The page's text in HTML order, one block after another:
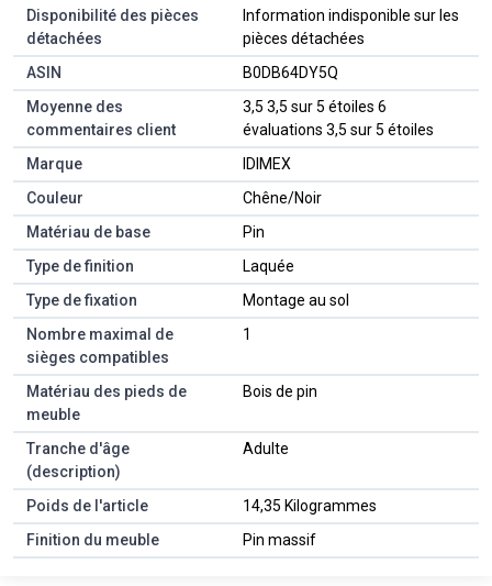
Disponibilité des pièces
détachées
‎Information indisponible sur les
pièces détachées
ASIN
B0DB64DY5Q
Moyenne des
commentaires client
3,5 3,5 sur 5 étoiles 6
évaluations 3,5 sur 5 étoiles
Marque
IDIMEX
Couleur
Chêne/Noir
Matériau de base
Pin
Type de finition
Laquée
Type de fixation
Montage au sol
Nombre maximal de
sièges compatibles
1
Matériau des pieds de
meuble
Bois de pin
Tranche d'âge
(description)
Adulte
Poids de l'article
14,35 Kilogrammes
Finition du meuble
Pin massif